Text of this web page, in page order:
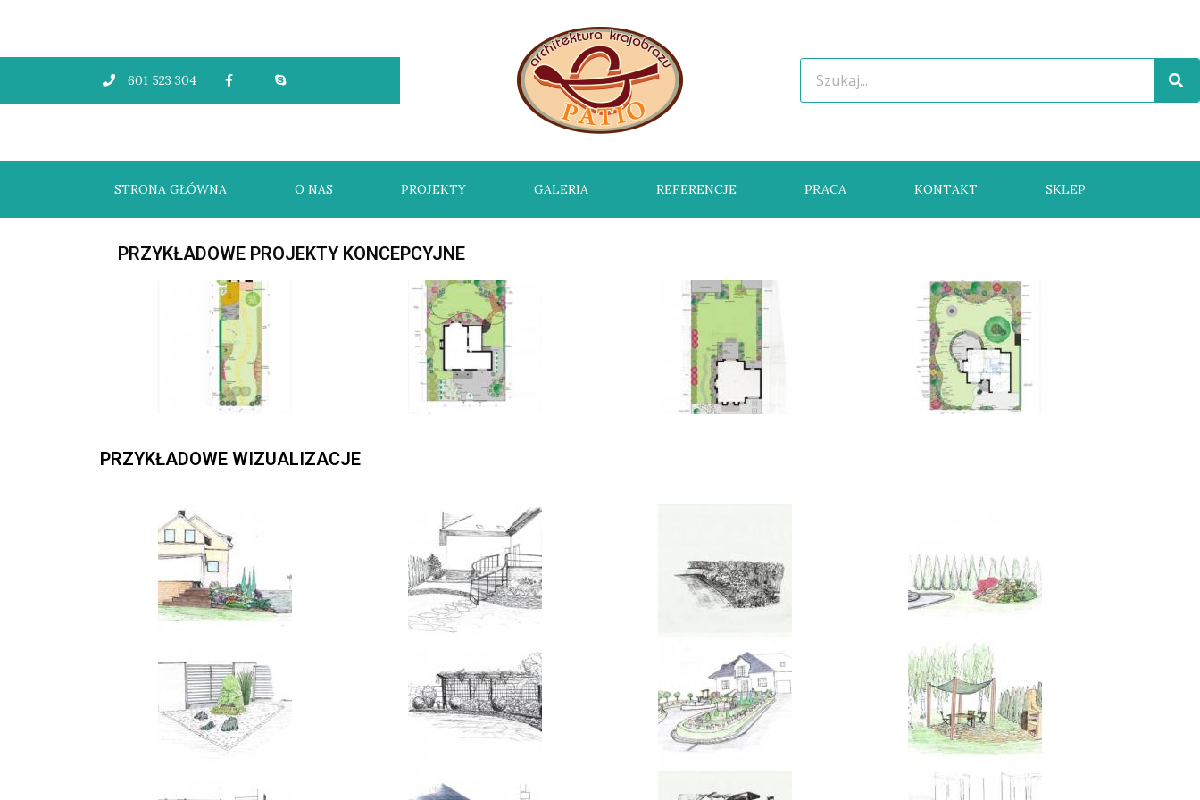
601 523 304
STRONA GŁÓWNA O NAS PROJEKTY GALERIA REFERENCJE PRACA KONTAKT SKLEP
PRZYKŁADOWE PROJEKTY KONCEPCYJNE
PRZYKŁADOWE WIZUALIZACJE